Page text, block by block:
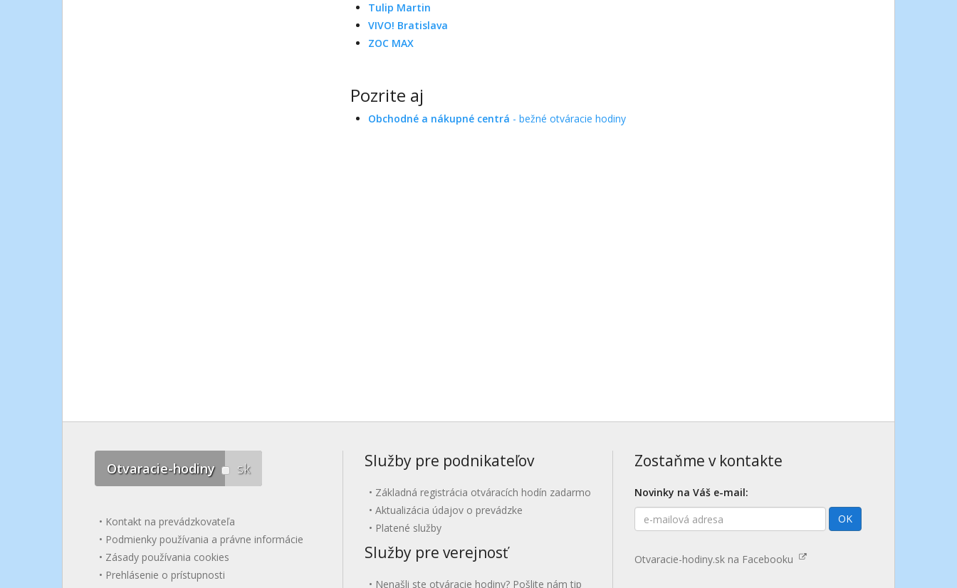
Tulip Martin
VIVO! Bratislava
ZOC MAX
Pozrite aj
Obchodné a nákupné centrá - bežné otváracie hodiny
Otvaracie-hodiny sk
Kontakt na prevádzkovateľa
Podmienky používania a právne informácie
Zásady používania cookies
Prehlásenie o prístupnosti
Služby pre podnikateľov
Základná registrácia otváracích hodín zadarmo
Aktualizácia údajov o prevádzke
Platené služby
Služby pre verejnosť
Nenašli ste otváracie hodiny? Pošlite nám tip
Zostaňme v kontakte
Novinky na Váš e-mail:
E-
mailová
OK
Otvaracie-hodiny.sk na Facebooku